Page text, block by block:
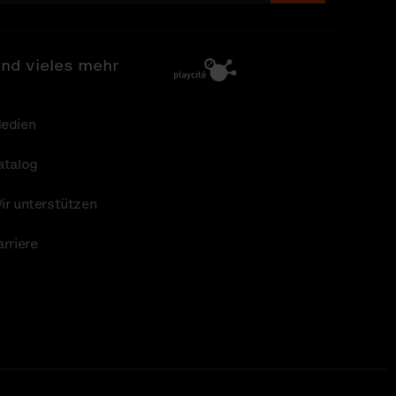
vieles mehr
unterstützen